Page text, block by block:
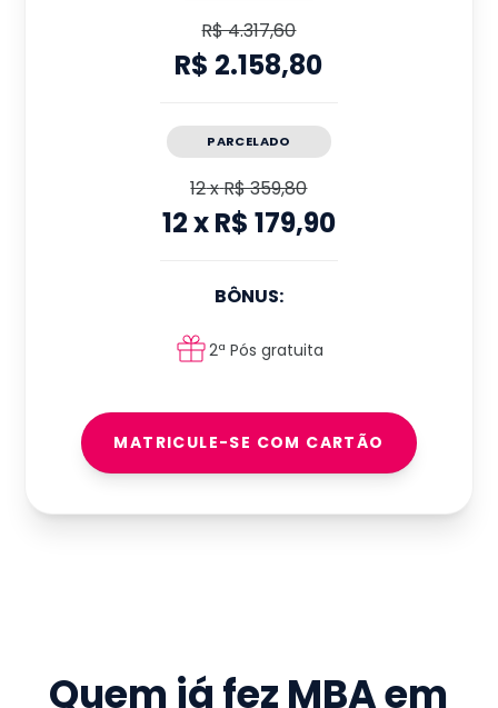
R$ 4.317,60
R$ 2.158,80
PARCELADO
12xR$ 359,80
12xR$ 179,90
BÔNUS:
2ª Pós gratuita
MATRICULE-SE COM CARTÃO
Quem já fez MBA em